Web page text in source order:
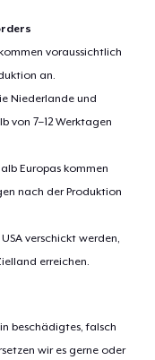
voraussichtlich
an.
Niederlande und
von 7–12 Werktagen
Europas kommen
nach der Produktion
verschickt werden,
erreichen.
beschädigtes, falsch
wir es gerne oder